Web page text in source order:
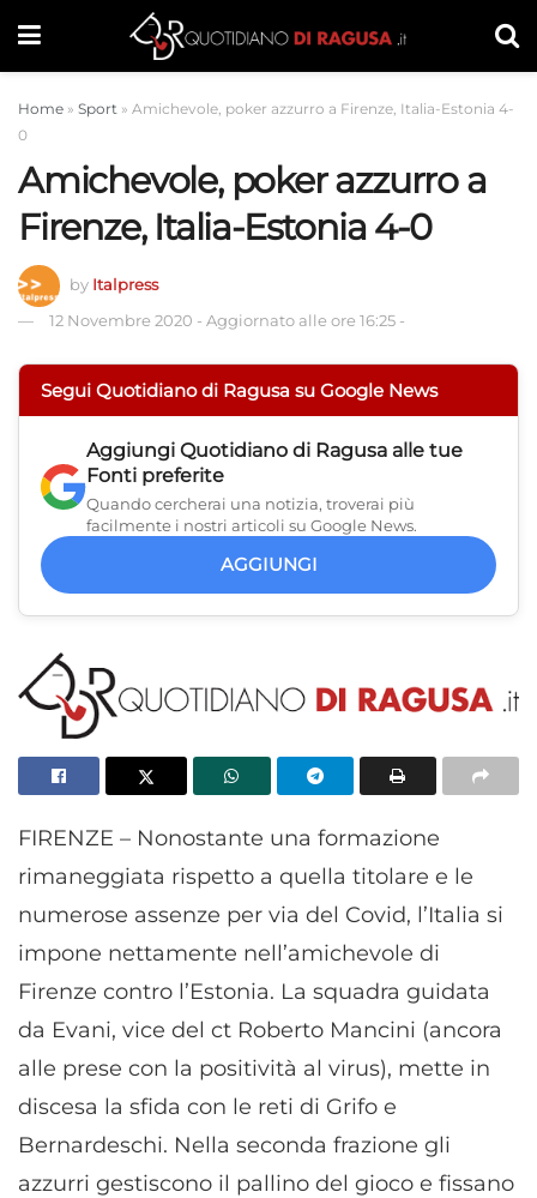
Home » Sport » Amichevole, poker azzurro a Firenze, Italia-Estonia 4-
0
Amichevole, poker azzurro a
Firenze, Italia-Estonia 4-0
by Italpress
12 Novembre 2020 - Aggiornato alle ore 16:25 -
Segui Quotidiano di Ragusa su Google News
Aggiungi Quotidiano di Ragusa alle tue
Fonti preferite
Quando cercherai una notizia, troverai più
facilmente i nostri articoli su Google News.
AGGIUNGI
FIRENZE – Nonostante una formazione
rimaneggiata rispetto a quella titolare e le
numerose assenze per via del Covid, l’Italia si
impone nettamente nell’amichevole di
Firenze contro l’Estonia. La squadra guidata
da Evani, vice del ct Roberto Mancini (ancora
alle prese con la positività al virus), mette in
discesa la sfida con le reti di Grifo e
Bernardeschi. Nella seconda frazione gli
azzurri gestiscono il pallino del gioco e fissano